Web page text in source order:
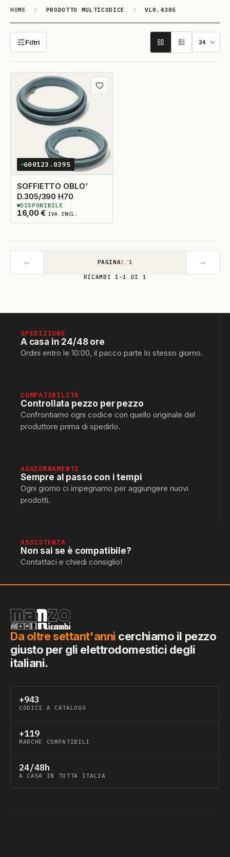
HOME / PRODOTTO MULTICODICE / VL0.4305
VL0.4305
Filtri
Aggiungi ai preferiti
600123.039S
SOFFIETTO OBLO'
D.305/390 H70
16,00€ IVA INCL.
5DISPONIBILI
DISPONIBILE
← PAGINA1 /1 →
RICAMBI 1–1 DI 1
SPEDIZIONE
A casa in 24/48 ore
Ordini entro le 10:00, il pacco parte lo stesso giorno.
COMPATIBILITÀ
Controllata pezzo per pezzo
Confrontiamo ogni codice con quello originale del
produttore prima di spedirlo.
AGGIORNAMENTI
Sempre al passo con i tempi
Ogni giorno ci impegnamo per aggiungere nuovi
prodotti.
ASSISTENZA
Non sai se è compatibile?
Contattaci e chiedi consiglio!
Da oltre settant'anni cerchiamo il pezzo
giusto per gli elettrodomestici degli
italiani.
+943
CODICI A CATALOGO
+119
MARCHE COMPATIBILI
24/48h
A CASA IN TUTTA ITALIA